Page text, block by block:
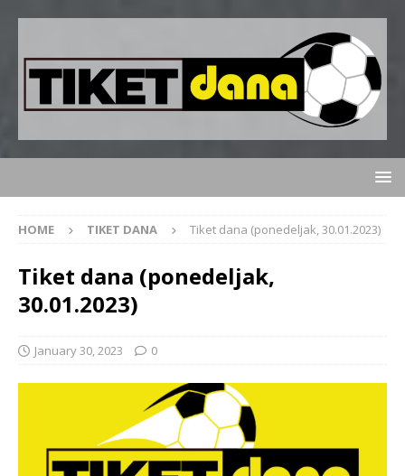
HOME TIKET DANA Tiket dana (ponedeljak, 30.01.2023)
Tiket dana (ponedeljak,
30.01.2023)
January 30, 2023 0